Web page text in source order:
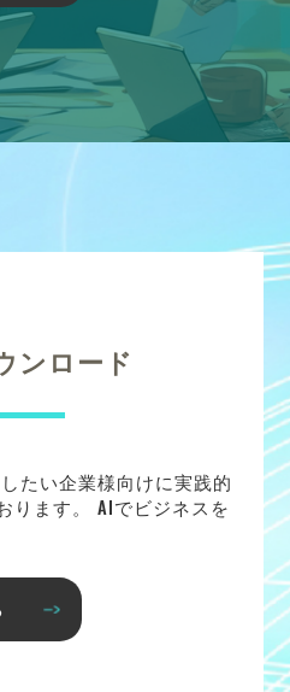
ンロード
たい企業様向けに実践的
ります。 AIでビジネスを